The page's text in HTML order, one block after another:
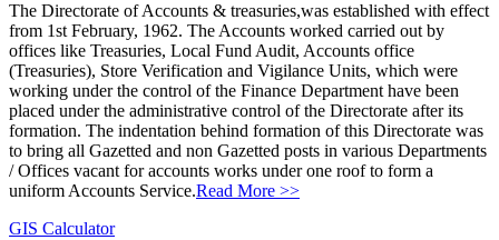
The Directorate of Accounts & treasuries,was established with effect
from 1st February, 1962. The Accounts worked carried out by
offices like Treasuries, Local Fund Audit, Accounts office
(Treasuries), Store Verification and Vigilance Units, which were
working under the control of the Finance Department have been
placed under the administrative control of the Directorate after its
formation. The indentation behind formation of this Directorate was
to bring all Gazetted and non Gazetted posts in various Departments
/ Offices vacant for accounts works under one roof to form a
uniform Accounts Service.Read More >>
GIS Calculator